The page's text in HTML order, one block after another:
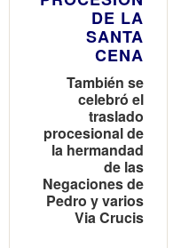
DE LA
SANTA
CENA
También se
celebró el
traslado
procesional de
la hermandad
de las
Negaciones de
Pedro y varios
Via Crucis